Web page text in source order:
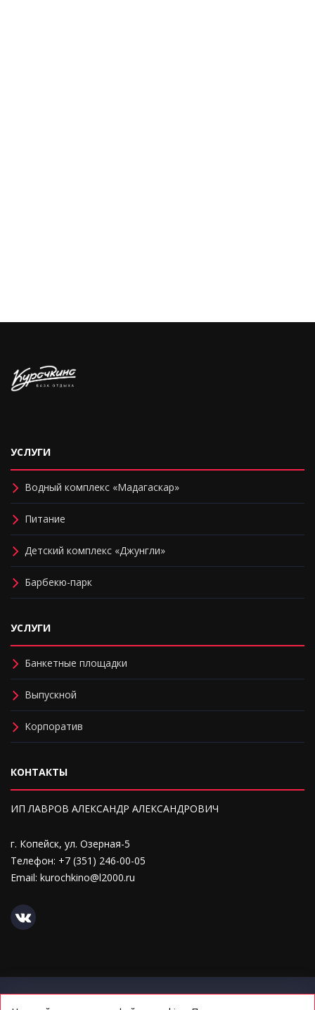
УСЛУГИ
Водный комплекс «Мадагаскар»
Питание
Детский комплекс «Джунгли»
Барбекю-парк
УСЛУГИ
Банкетные площадки
Выпускной
Корпоратив
КОНТАКТЫ
ИП ЛАВРОВ АЛЕКСАНДР АЛЕКСАНДРОВИЧ
г. Копейск, ул. Озерная-5
Телефон: +7 (351) 246-00-05
Email: kurochkino@l2000.ru
Политика конфиденциальности персональных данных